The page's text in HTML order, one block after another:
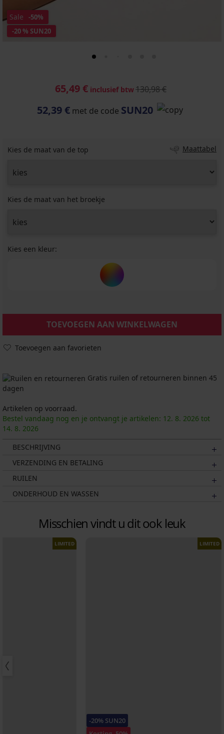
-20 % SUN20
Sale -50%
65,49 € inclusief btw130,98 €
52,39 € met de code SUN20
Kies de maat van de top Maattabel
Kies de maat van het broekje
Kies een kleur:
TOEVOEGEN AAN WINKELWAGEN
Toevoegen aan favorieten
Gratis ruilen of retourneren binnen 45
dagen
Artikelen op voorraad.
Bestel vandaag nog en je ontvangt je artikelen: 12. 8. 2026 tot
14. 8. 2026
BESCHRIJVING
VERZENDING EN BETALING
RUILEN
ONDERHOUD EN WASSEN
Misschien vindt u dit ook leuk
LIMITED
-20% SUN20
LIMITED